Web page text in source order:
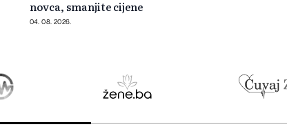
novca, smanjite cijene
04. 08. 2026.